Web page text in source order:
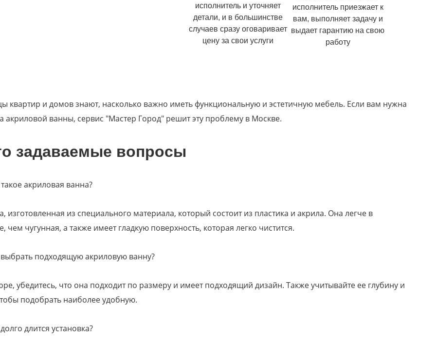
исполнитель и уточняет
детали, и в большинстве
случаев сразу оговаривает
цену за свои услуги
исполнитель приезжает к
вам, выполняет задачу и
выдает гарантию на свою
работу
квартир и домов знают, насколько важно иметь функциональную и эстетичную мебель. Если вам нужна
акриловой ванны, сервис "Мастер Город" решит эту проблему в Москве.
задаваемые вопросы
акриловая ванна?
изготовленная из специального материала, который состоит из пластика и акрила. Она легче в
чем чугунная, а также имеет гладкую поверхность, которая легко чистится.
подходящую акриловую ванну?
убедитесь, что она подходит по размеру и имеет подходящий дизайн. Также учитывайте ее глубину и
подобрать наиболее удобную.
длится установка?